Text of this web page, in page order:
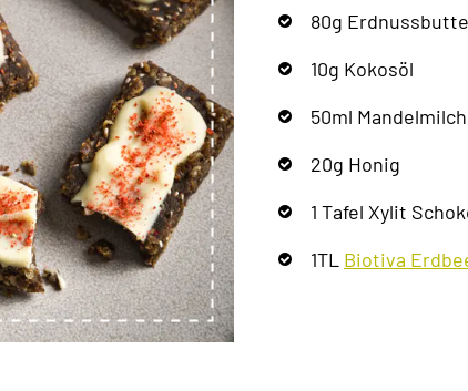
80g
10g Kokosöl
50ml Mandelmilch
20g Honig
1 Tafel Xylit
1TL Biotiva